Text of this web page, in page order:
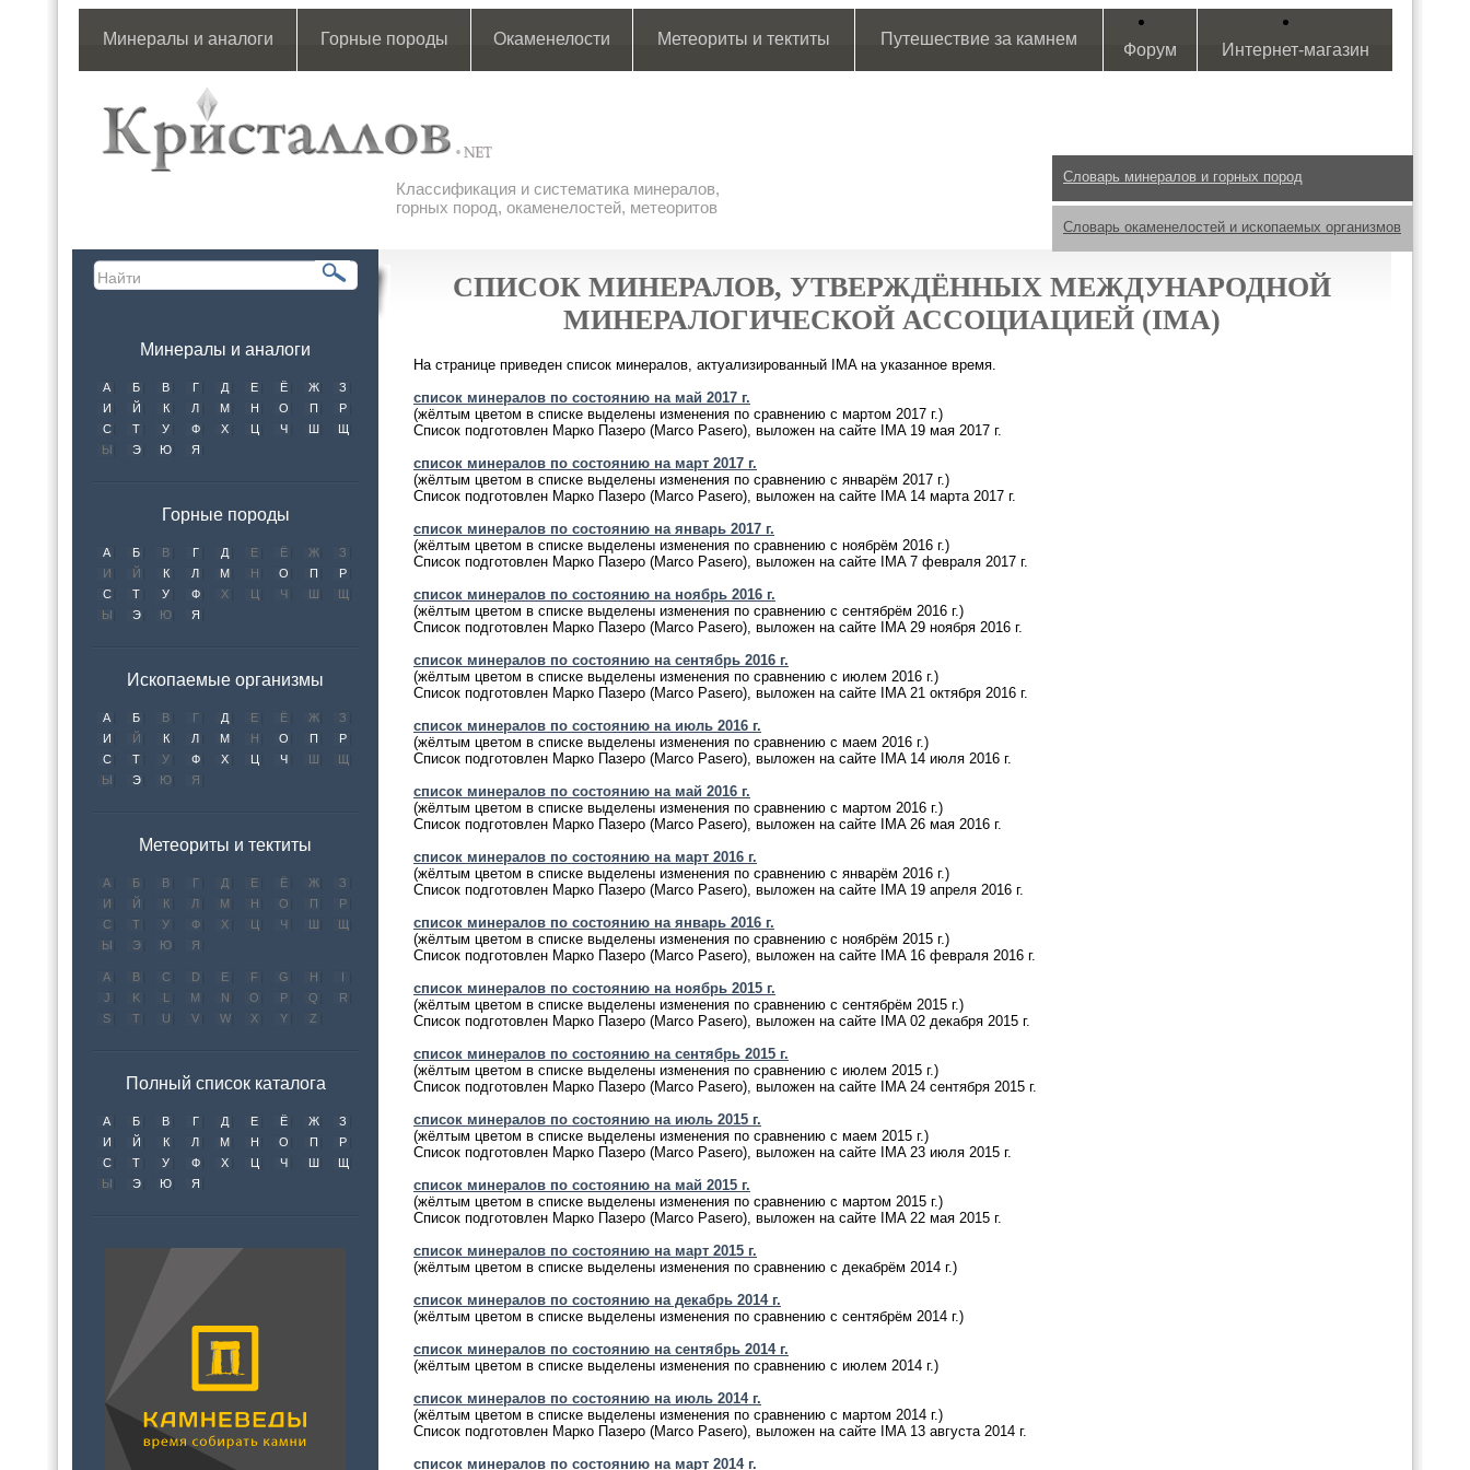
Минералы и аналоги Горные породы Окаменелости Метеориты и тектиты Путешествие за камнем
Форум Интернет-магазин
Классификация и систематика минералов,
горных пород, окаменелостей, метеоритов
Словарь минералов и горных пород
Словарь окаменелостей и ископаемых организмов
Минералы и аналоги
А Б В Г Д Е Ё Ж
З
И
Й К Л М Н О П
Р
С
Т У Ф Х Ц Ч Ш
Щ
Ы
Э Ю Я
Горные породы
А Б В Г Д Е Ё Ж
З
И
Й К Л М Н О П
Р
С
Т У Ф Х Ц Ч Ш
Щ
Ы
Э Ю Я
Ископаемые организмы
А Б В Г Д Е Ё Ж
З
И
Й К Л М Н О П
Р
С
Т У Ф Х Ц Ч Ш
Щ
Ы
Э Ю Я
Метеориты и тектиты
А Б В Г Д Е Ё Ж
З
И
Й К Л М Н О П
Р
С
Т У Ф Х Ц Ч Ш
Щ
Ы
Э Ю Я
A B C D E F G H
I
J
K L M N O P Q
R
S
T U V W X Y Z
Полный список каталога
А Б В Г Д Е Ё Ж
З
И
Й К Л М Н О П
Р
С
Т У Ф Х Ц Ч Ш
Щ
Ы
Э Ю Я
СПИСОК МИНЕРАЛОВ, УТВЕРЖДЁННЫХ МЕЖДУНАРОДНОЙ
МИНЕРАЛОГИЧЕСКОЙ АССОЦИАЦИЕЙ (IMA)
На странице приведен список минералов, актуализированный IMA на указанное время.
список минералов по состоянию на май 2017 г.
(жёлтым цветом в списке выделены изменения по сравнению с мартом 2017 г.)
Список подготовлен Марко Пазеро (Marco Pasero), выложен на сайте IMA 19 мая 2017 г.
список минералов по состоянию на март 2017 г.
(жёлтым цветом в списке выделены изменения по сравнению с январём 2017 г.)
Список подготовлен Марко Пазеро (Marco Pasero), выложен на сайте IMA 14 марта 2017 г.
список минералов по состоянию на январь 2017 г.
(жёлтым цветом в списке выделены изменения по сравнению с ноябрём 2016 г.)
Список подготовлен Марко Пазеро (Marco Pasero), выложен на сайте IMA 7 февраля 2017 г.
список минералов по состоянию на ноябрь 2016 г.
(жёлтым цветом в списке выделены изменения по сравнению с сентябрём 2016 г.)
Список подготовлен Марко Пазеро (Marco Pasero), выложен на сайте IMA 29 ноября 2016 г.
список минералов по состоянию на сентябрь 2016 г.
(жёлтым цветом в списке выделены изменения по сравнению с июлем 2016 г.)
Список подготовлен Марко Пазеро (Marco Pasero), выложен на сайте IMA 21 октября 2016 г.
список минералов по состоянию на июль 2016 г.
(жёлтым цветом в списке выделены изменения по сравнению с маем 2016 г.)
Список подготовлен Марко Пазеро (Marco Pasero), выложен на сайте IMA 14 июля 2016 г.
список минералов по состоянию на май 2016 г.
(жёлтым цветом в списке выделены изменения по сравнению с мартом 2016 г.)
Список подготовлен Марко Пазеро (Marco Pasero), выложен на сайте IMA 26 мая 2016 г.
список минералов по состоянию на март 2016 г.
(жёлтым цветом в списке выделены изменения по сравнению с январём 2016 г.)
Список подготовлен Марко Пазеро (Marco Pasero), выложен на сайте IMA 19 апреля 2016 г.
список минералов по состоянию на январь 2016 г.
(жёлтым цветом в списке выделены изменения по сравнению с ноябрём 2015 г.)
Список подготовлен Марко Пазеро (Marco Pasero), выложен на сайте IMA 16 февраля 2016 г.
список минералов по состоянию на ноябрь 2015 г.
(жёлтым цветом в списке выделены изменения по сравнению с сентябрём 2015 г.)
Список подготовлен Марко Пазеро (Marco Pasero), выложен на сайте IMA 02 декабря 2015 г.
список минералов по состоянию на сентябрь 2015 г.
(жёлтым цветом в списке выделены изменения по сравнению с июлем 2015 г.)
Список подготовлен Марко Пазеро (Marco Pasero), выложен на сайте IMA 24 сентября 2015 г.
список минералов по состоянию на июль 2015 г.
(жёлтым цветом в списке выделены изменения по сравнению с маем 2015 г.)
Список подготовлен Марко Пазеро (Marco Pasero), выложен на сайте IMA 23 июля 2015 г.
список минералов по состоянию на май 2015 г.
(жёлтым цветом в списке выделены изменения по сравнению с мартом 2015 г.)
Список подготовлен Марко Пазеро (Marco Pasero), выложен на сайте IMA 22 мая 2015 г.
список минералов по состоянию на март 2015 г.
(жёлтым цветом в списке выделены изменения по сравнению с декабрём 2014 г.)
список минералов по состоянию на декабрь 2014 г.
(жёлтым цветом в списке выделены изменения по сравнению с сентябрём 2014 г.)
список минералов по состоянию на сентябрь 2014 г.
(жёлтым цветом в списке выделены изменения по сравнению с июлем 2014 г.)
список минералов по состоянию на июль 2014 г.
(жёлтым цветом в списке выделены изменения по сравнению с мартом 2014 г.)
Список подготовлен Марко Пазеро (Marco Pasero), выложен на сайте IMA 13 августа 2014 г.
список минералов по состоянию на март 2014 г.